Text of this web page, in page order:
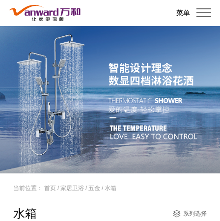
菜单
当前位置： 首页/ 家居卫浴 / 五金 / 水箱
水箱 系列选择